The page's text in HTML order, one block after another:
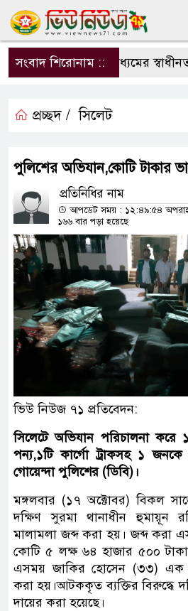
সংবাদ শিরোনাম ::
সংবাদমাধ্যমের
প্রচ্ছদ / সিলেট
পুলিশের অভিযান,কোটি টাকার
প্রতিনিধির নাম
আপডেট সময় : ১২:৪৯:৫৪
১৬৬ বার পড়া হয়েছে
ভিউ নিউজ ৭১ প্রতিবেদন:
সিলেটে অভিযান পরিচালনা করে
পন্য,১টি কার্গো ট্রাকসহ ১
গোয়েন্দা পুলিশের (ডিবি)।
মঙ্গলবার (১৭ অক্টোবর) বিকল
দক্ষিণ সুরমা থানাধীন হুমায়ূন
মালামলা জব্দ করা হয়। জব্দ করা
কোটি ৫ লক্ষ ৬৪ হাজার ৫০০
এসময় জাকির হোসেন (৩৩) এক
করা হয়।আটককৃত ব্যক্তির বিরুদ্ধে
দায়ের করা হয়েছে।